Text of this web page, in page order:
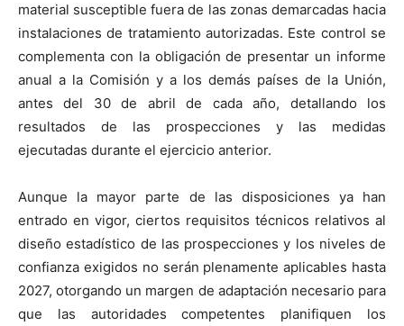
material susceptible fuera de las zonas demarcadas hacia
instalaciones de tratamiento autorizadas. Este control se
complementa con la obligación de presentar un informe
anual a la Comisión y a los demás países de la Unión,
antes del 30 de abril de cada año, detallando los
resultados de las prospecciones y las medidas
ejecutadas durante el ejercicio anterior.
Aunque la mayor parte de las disposiciones ya han
entrado en vigor, ciertos requisitos técnicos relativos al
diseño estadístico de las prospecciones y los niveles de
confianza exigidos no serán plenamente aplicables hasta
2027, otorgando un margen de adaptación necesario para
que las autoridades competentes planifiquen los